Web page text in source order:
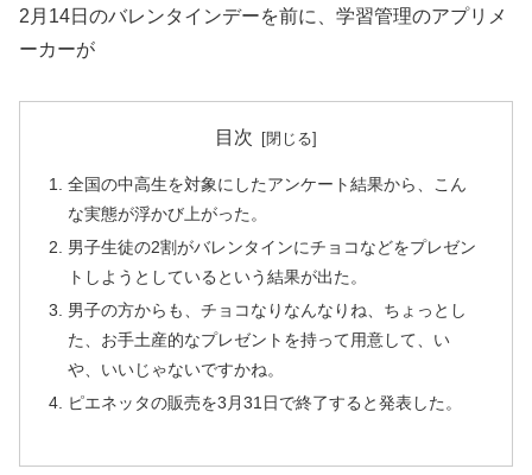
2月14日のバレンタインデーを前に、学習管理のアプリメ
ーカーが
目次
全国の中高生を対象にしたアンケート結果から、こん
な実態が浮かび上がった。
男子生徒の2割がバレンタインにチョコなどをプレゼン
トしようとしているという結果が出た。
男子の方からも、チョコなりなんなりね、ちょっとし
た、お手土産的なプレゼントを持って用意して、い
や、いいじゃないですかね。
ピエネッタの販売を3月31日で終了すると発表した。